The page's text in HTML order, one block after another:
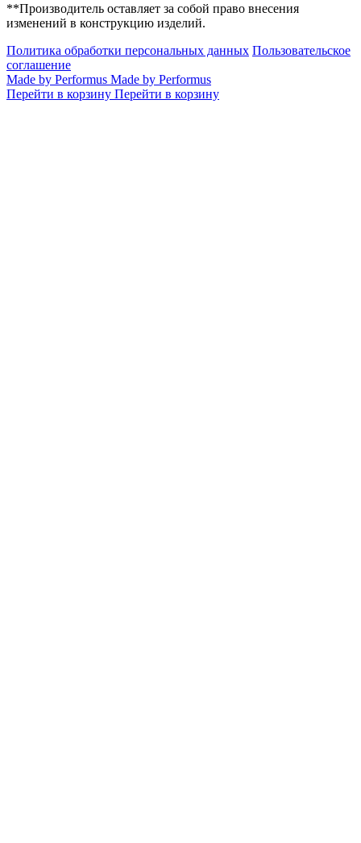
**Производитель оставляет за собой право внесения
изменений в конструкцию изделий.
Политика обработки персональных данных Пользовательское
соглашение
Made by Performus Made by Performus
Перейти в корзину Перейти в корзину